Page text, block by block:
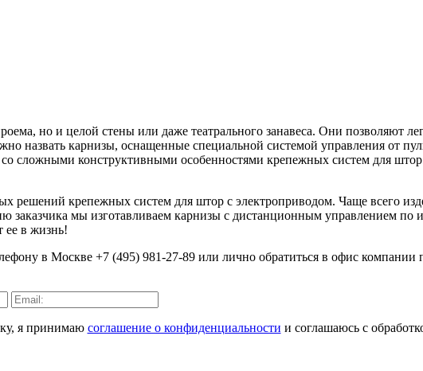
но и целой стены или даже театрального занавеса. Они позволяют
назвать карнизы, оснащенные специальной системой управления от
сложными конструктивными особенностями крепежных систем для
решений крепежных систем для штор с электроприводом. Чаще всего
заказчика мы изготавливаем карнизы с дистанционным управлением
ее в жизнь!
в Москве +7 (495) 981-27-89 или лично обратиться в офис
я принимаю соглашение о конфиденциальности и соглашаюсь с